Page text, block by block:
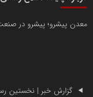
معدن پیشرو؛ پیشرو در
گزارش خبر | نخستین